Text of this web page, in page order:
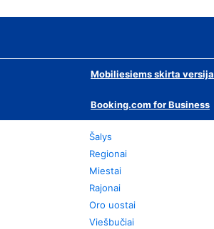
Mobiliesiems skirta versija
Booking.com for Business
Šalys
Regionai
Miestai
Rajonai
Oro uostai
Viešbučiai